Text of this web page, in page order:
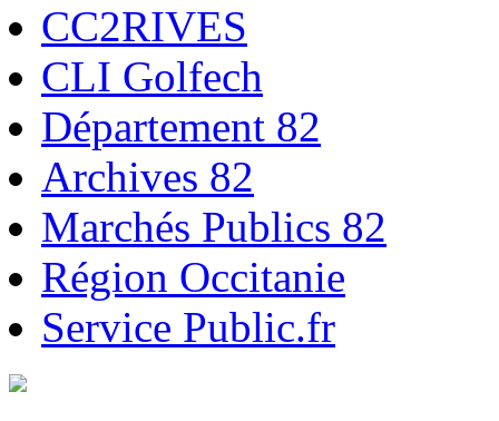
CC2RIVES
CLI Golfech
Département 82
Archives 82
Marchés Publics 82
Région Occitanie
Service Public.fr